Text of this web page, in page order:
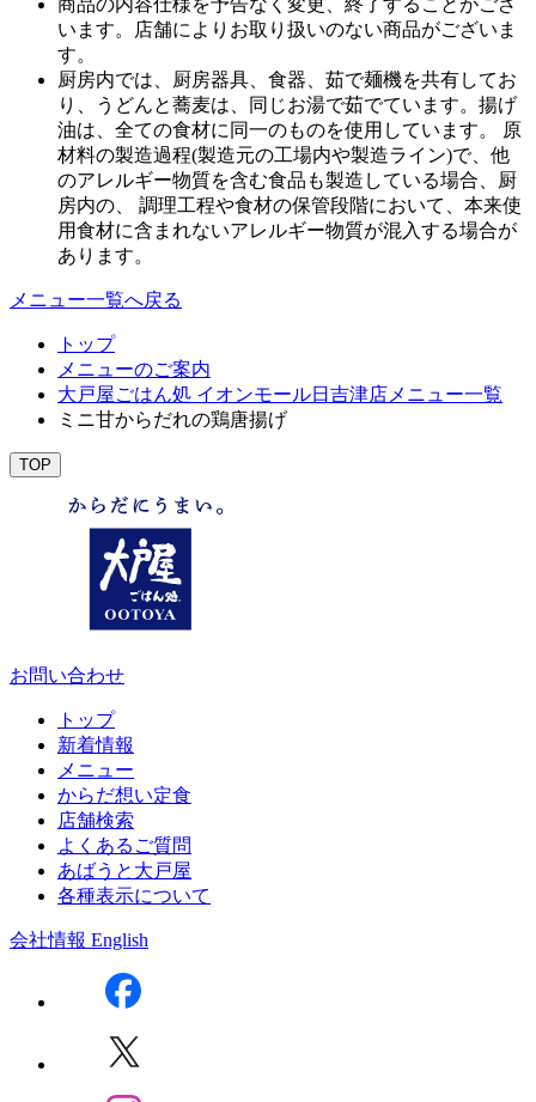
商品の内容仕様を予告なく変更、終了することがござ
います。店舗によりお取り扱いのない商品がございま
す。
厨房内では、厨房器具、食器、茹で麺機を共有してお
り、うどんと蕎麦は、同じお湯で茹でています。揚げ
油は、全ての食材に同一のものを使用しています。 原
材料の製造過程(製造元の工場内や製造ライン)で、他
のアレルギー物質を含む食品も製造している場合、厨
房内の、 調理工程や食材の保管段階において、本来使
用食材に含まれないアレルギー物質が混入する場合が
あります。
メニュー一覧へ戻る
トップ
メニューのご案内
大戸屋ごはん処 イオンモール日吉津店メニュー一覧
ミニ甘からだれの鶏唐揚げ
TOP
お問い合わせ
トップ
新着情報
メニュー
からだ想い定食
店舗検索
よくあるご質問
あばうと大戸屋
各種表示について
会社情報 English